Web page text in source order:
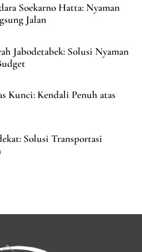
Soekarno Hatta: Nyaman
Jalan
Jabodetabek: Solusi Nyaman
Kunci: Kendali Penuh atas
Solusi Transportasi
Back